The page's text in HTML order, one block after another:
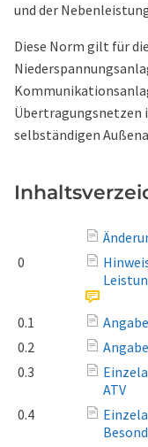
und der
Diese Norm gilt für
Übertragungsnetzen
selbständigen
0
0.1
0.2
0.3
ATV
0.4